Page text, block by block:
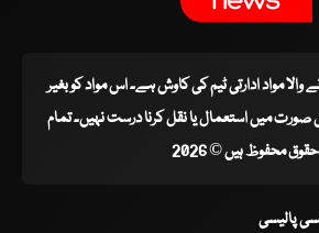
والا مواد ادارتی ٹیم کی کاوش ہے۔ اس مواد کو بغیر
میں استعمال یا نقل کرنا درست نہیں۔ تمام
حقوق محفوظ ہیں © 2026
پالیسی